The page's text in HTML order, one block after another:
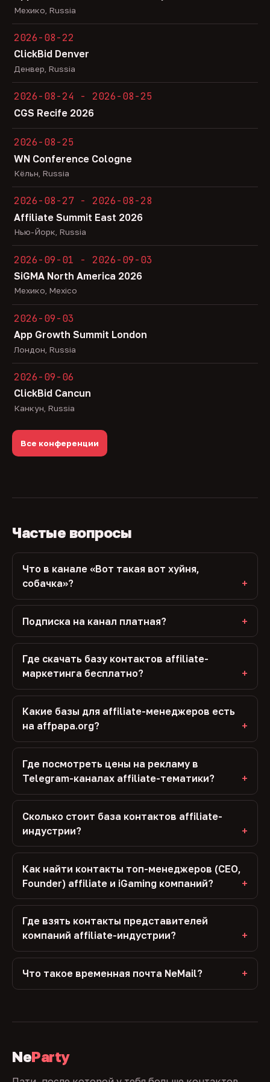
Мехико, Russia
2026-08-22
ClickBid Denver
Денвер, Russia
2026-08-24 - 2026-08-25
CGS Recife 2026
2026-08-25
WN Conference Cologne
Кёльн, Russia
2026-08-27 - 2026-08-28
Affiliate Summit East 2026
Нью-Йорк, Russia
2026-09-01 - 2026-09-03
SiGMA North America 2026
Мехико, Mexico
2026-09-03
App Growth Summit London
Лондон, Russia
2026-09-06
ClickBid Cancun
Канкун, Russia
Все конференции
Частые вопросы
Что в канале «Вот такая вот хуйня,
собачка»?
Подписка на канал платная?
Где скачать базу контактов affiliate-
маркетинга бесплатно?
Какие базы для affiliate-менеджеров есть
на affpapa.org?
Где посмотреть цены на рекламу в
Telegram-каналах affiliate-тематики?
Сколько стоит база контактов affiliate-
индустрии?
Как найти контакты топ-менеджеров (CEO,
Founder) affiliate и iGaming компаний?
Где взять контакты представителей
компаний affiliate-индустрии?
Что такое временная почта NeMail?
NeParty